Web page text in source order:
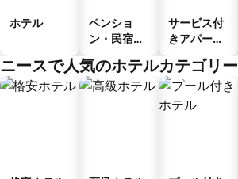
ホテル
ペンショ
ン・民宿・
ス
サービス付
きアパート
ニースで人気のホテルカテゴリー